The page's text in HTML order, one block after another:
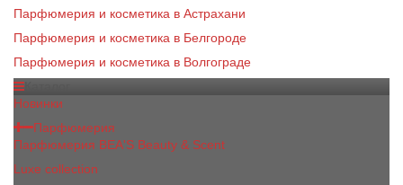
Парфюмерия и косметика в Астрахани
Парфюмерия и косметика в Белгороде
Парфюмерия и косметика в Волгограде
Новинки
Парфюмерия
Парфюмерия BEA'S Beauty & Scent
Luxe collection